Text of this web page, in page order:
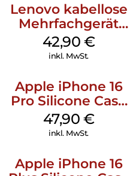
Lenovo kabellose
Mehrfachgerät
Luna Grey
42,90 €
inkl. MwSt.
Apple iPhone 16
Pro Silicone Case
MagSafe Denim
47,90 €
inkl. MwSt.
Apple iPhone 16